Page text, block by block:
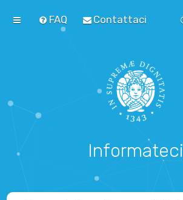
FAQ Contattaci
Informateci